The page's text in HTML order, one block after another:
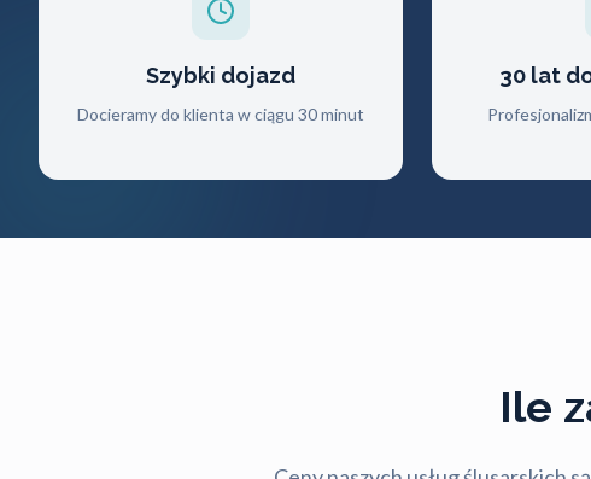
Szybki dojazd
Docieramy do klienta w ciągu 30 minut
30 lat
Ile